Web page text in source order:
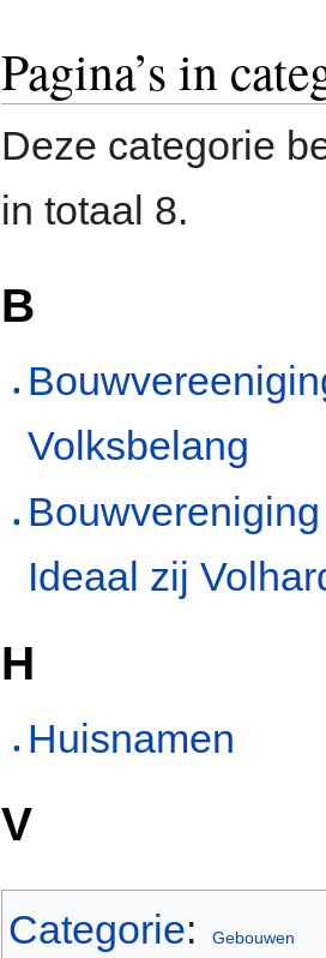
Pagina’s in
Deze categorie
in totaal 8.
B
Volksbelang
Ideaal zij
H
Huisnamen
V
Categorie: Gebouwen